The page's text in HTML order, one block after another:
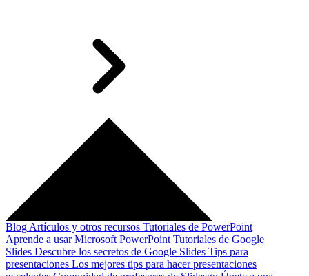
Blog Artículos y otros recursos Tutoriales de PowerPoint
Aprende a usar Microsoft PowerPoint Tutoriales de Google
Slides Descubre los secretos de Google Slides Tips para
presentaciones Los mejores tips para hacer presentaciones